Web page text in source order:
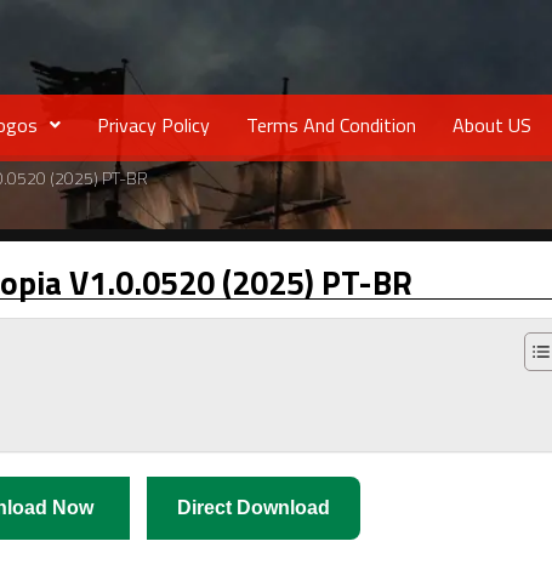
Privacy Policy Terms And Condition About US
(2025) PT-BR
V1.0.0520 (2025) PT-BR
Now Direct Download